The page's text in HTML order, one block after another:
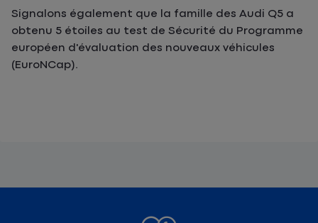
Signalons également que la famille des Audi Q5 a
obtenu 5 étoiles au test de Sécurité du Programme
européen d'évaluation des nouveaux véhicules
(EuroNCap).